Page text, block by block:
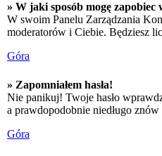
» W jaki sposób mogę
W swoim Panelu Zarządzania
moderatorów i Ciebie. Będziesz
Góra
» Zapomniałem hasła!
Nie panikuj! Twoje hasło
a prawdopodobnie niedługo znów
Góra